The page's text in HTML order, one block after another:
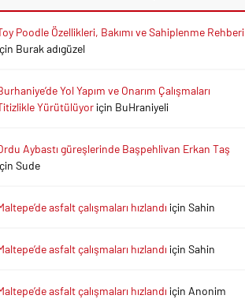
Poodle Özellikleri, Bakımı ve Sahiplenme Rehberi
Burak adıgüzel
Yol Yapım ve Onarım Çalışmaları
Yürütülüyoriçin BuHraniyeli
Aybastı güreşlerinde Başpehlivan Erkan Taş
Sude
asfalt çalışmaları hızlandı içinSahin
asfalt çalışmaları hızlandı içinSahin
asfalt çalışmaları hızlandı için Anonim